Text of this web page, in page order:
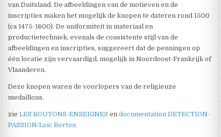
van Duitsland. De afbeeldingen van de motieven en de
inscripties maken het mogelijk de knopen te dateren rond 1500
(ca 1475-1600). De uniformiteit in materiaal en
productietechniek, evenals de consistente stijl van de
afbeeldingen en inscripties, suggereert dat de penningen op
één locatie zijn vervaardigd, mogelijk in Noordoost-Frankrijk of
Vlaanderen.
Deze knopen waren de voorlopers van de religieuze
medaillons.
zieLES BOUTONS-ENSEIGNES endocumentation DETECTION-
PASSION/Loïc Berton